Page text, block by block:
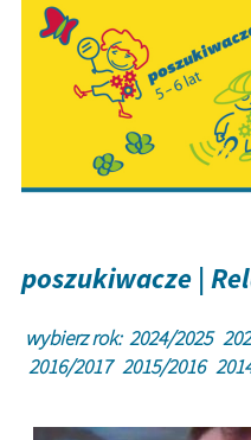
poszukiwacze |
wybierz rok: 2024/2025
2016/2017 2015/2016